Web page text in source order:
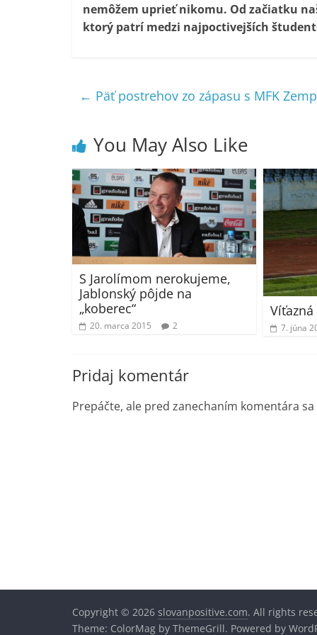
nemôžem uprieť nikomu. Od začiatku
ktorý patrí medzi najpoctivejších
← Päť postrehov zo zápasu s MFK
You May Also Like
S Jarolímom nerokujeme,
Jablonský pôjde na
„koberec“
20. marca 2015 2 7. júna
Pridaj komentár
Prepáčte, ale pred zanechaním komentára
Copyright © 2026 slovanpositive.com. All rights
Theme: ColorMag by ThemeGrill. Powered by